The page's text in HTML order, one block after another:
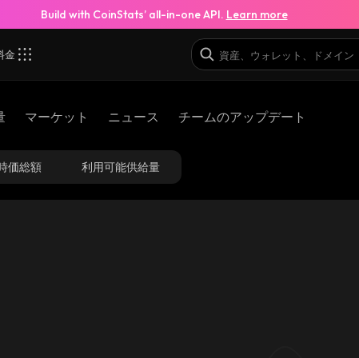
Build with CoinStats’ all-in-one API. Learn more
金
マーケット ニュース チームのアップデート
価総額 利用可能供給量